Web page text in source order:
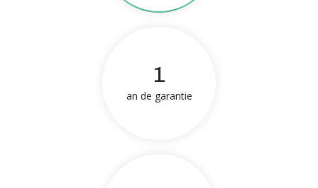
1
an de garantie